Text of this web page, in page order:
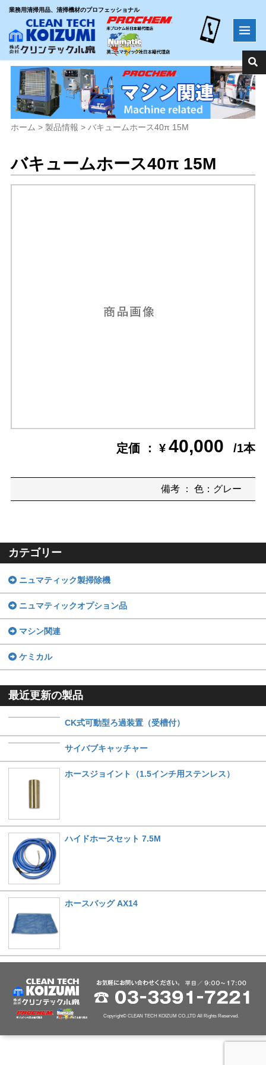
業務用清掃用品、清掃機材のプロフェッショナル
ホーム > 製品情報 > バキュームホース40π 15M
バキュームホース40π 15M
定価 ： ¥ 40,000 /1本
備考 ： 色：グレー
カテゴリー
ニュマティック製掃除機
ニュマティックオプション品
マシン関連
ケミカル
最近更新の製品
CK式可動型ろ過装置（受槽付）
サイバブキャッチャー
ホースジョイント（1.5インチ用ステンレス）
ハイドホースセット 7.5M
ホースバッグ AX14
Copyright© CLEAN TECH KOIZUM CO.,LTD All Rights Reserved.